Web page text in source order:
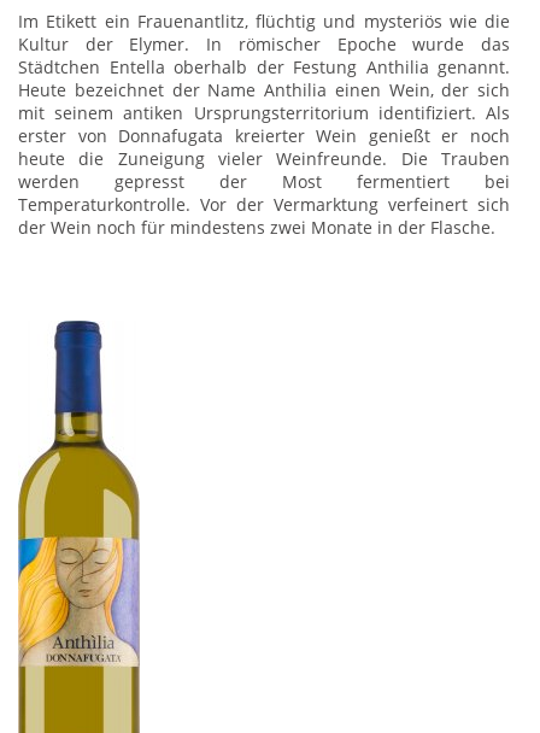
Im Etikett ein Frauenantlitz, flüchtig und mysteriös wie die
Kultur der Elymer. In römischer Epoche wurde das
Städtchen Entella oberhalb der Festung Anthilia genannt.
Heute bezeichnet der Name Anthilia einen Wein, der sich
mit seinem antiken Ursprungsterritorium identifiziert. Als
erster von Donnafugata kreierter Wein genießt er noch
heute die Zuneigung vieler Weinfreunde. Die Trauben
werden gepresst der Most fermentiert bei
Temperaturkontrolle. Vor der Vermarktung verfeinert sich
der Wein noch für mindestens zwei Monate in der Flasche.